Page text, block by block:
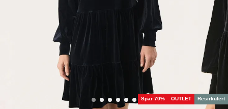
Spar 70% OUTLET Resirkulert